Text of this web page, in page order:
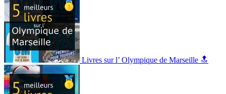
Livres sur l’ Olympique de Marseille 🔝